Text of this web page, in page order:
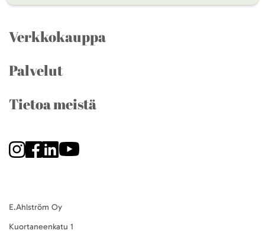
Verkkokauppa
Palvelut
Tietoa meistä
E.Ahlström Oy
Kuortaneenkatu 1